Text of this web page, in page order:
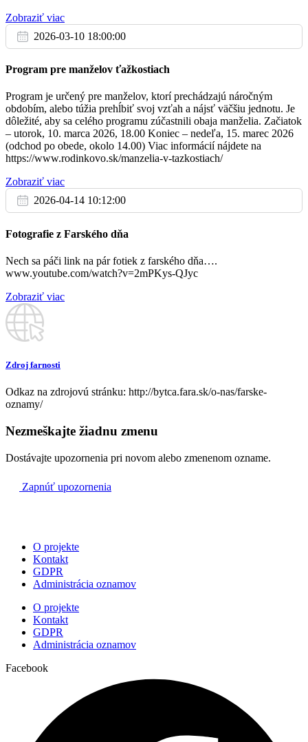
So
12.7.
18:00
vigília z nedele
Hliník
Ne
13.7.
06:30
Bytča - 15. Nedeľa v cezročnom období
08:00
Bytča
09:00
Malá Bytča
Hlboké
aj ďalšie podnety pre kresťanský život celej vašej rodiny.
Poďakovanie:Ďakujeme všetkým, ktorí konajú službu v našich
za akúkoľvek pomoc, obety a milodary.
Budúci týždeň čistí kostol skupina č. 2.
Blahoželáme všetkým oslávencom, vyprosujeme im od Pána Boha,
na orodovanie Sedembolestnej Panny Márie a Všetkých svätých,
veľa milostí, zdravia, úspechov a po smrti Nebeské kráľovstvo.
Zobraziť viac
2026-03-10 18:00:00
Program pre manželov ťažkostiach
Program je určený pre manželov, ktorí prechádzajú náročným
obdobím, alebo túžia prehĺbiť svoj vzťah a nájsť väčšiu jednotu. Je
dôležité, aby sa celého programu zúčastnili obaja manželia. Začiatok
– utorok, 10. marca 2026, 18.00 Koniec – nedeľa, 15. marec 2026
(odchod po obede, okolo 14.00) Viac informácií nájdete na
https://www.rodinkovo.sk/manzelia-v-tazkostiach/
Zobraziť viac
2026-04-14 10:12:00
Fotografie z Farského dňa
Nech sa páči link na pár fotiek z farského dňa….
www.youtube.com/watch?v=2mPKys-QJyc
Zobraziť viac
Zdroj farnosti
Odkaz na zdrojovú stránku: http://bytca.fara.sk/o-nas/farske-
oznamy/
Nezmeškajte žiadnu zmenu
Dostávajte upozornenia pri novom alebo zmenenom ozname.
Zapnúť upozornenia
O projekte
Kontakt
GDPR
Administrácia oznamov
O projekte
Kontakt
GDPR
Administrácia oznamov
Facebook